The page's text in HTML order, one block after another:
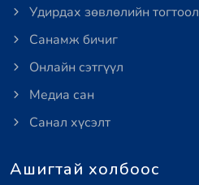
Удирдах зөвлөлийн тогтоол
Санамж бичиг
Онлайн сэтгүүл
Медиа сан
Санал хүсэлт
Ашигтай холбоос